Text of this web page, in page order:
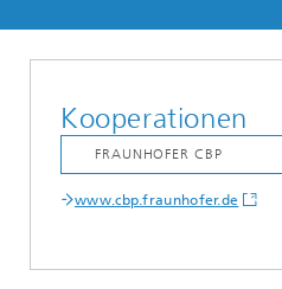
Kooperationen
www.cbp.fraunhofer.de